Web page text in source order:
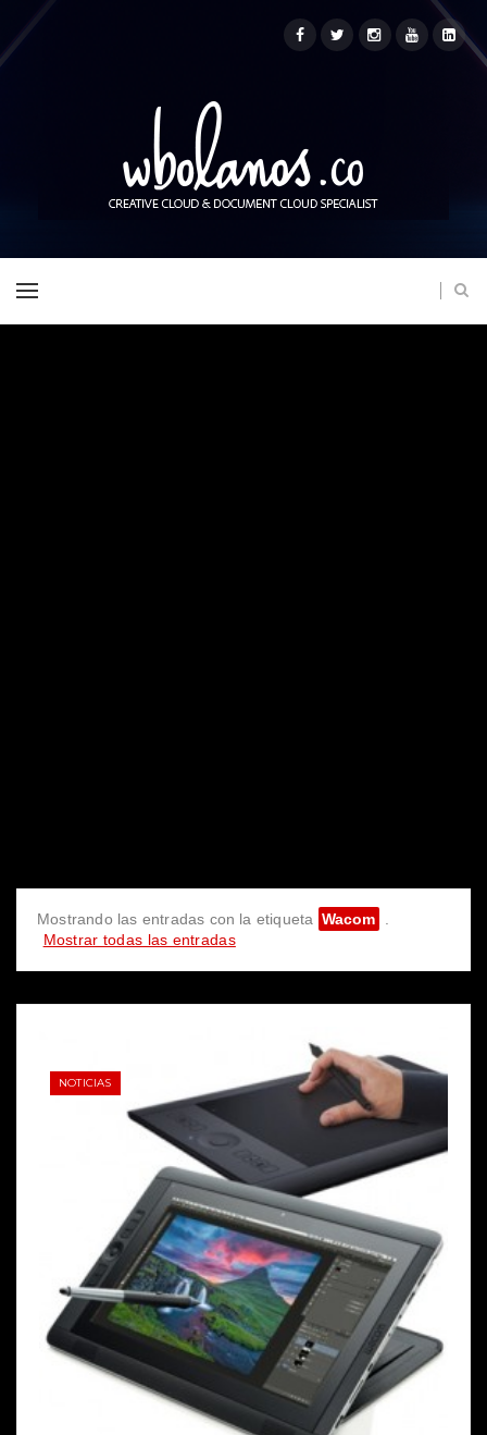
Mostrando las entradas con la etiqueta Wacom
Mostrar todas las entradas
NOTICIAS